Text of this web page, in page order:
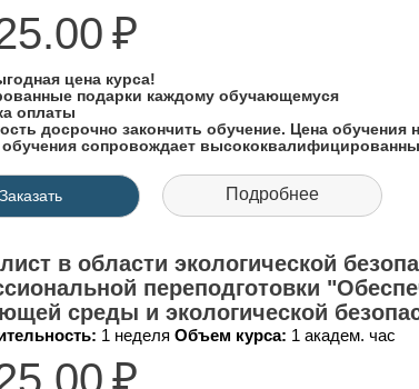
₽
цена курса!
подарки каждому обучающемуся
оплаты
досрочно закончить обучение. Цена обучения
сопровождает
Заказать Подробнее
в области экологической
переподготовки
среды и экологической
1 неделя Объем курса: 1 академ. час
₽